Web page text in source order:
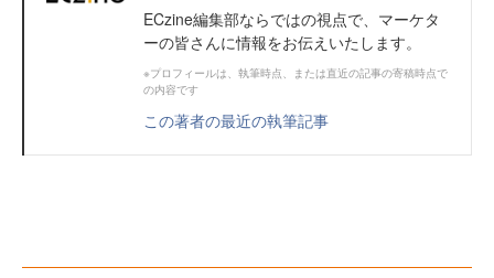
ECzine編集部ならではの視点で、マーケタ
ーの皆さんに情報をお伝えいたします。
※プロフィールは、執筆時点、または直近の記事の寄稿時点で
の内容です
この著者の最近の執筆記事